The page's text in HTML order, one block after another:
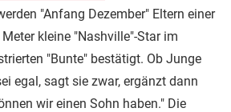
"Anfang Dezember" Eltern einer
kleine "Nashville"-Star im
"Bunte" bestätigt. Ob Junge
egal, sagt sie zwar, ergänzt dann
wir einen Sohn haben." Die